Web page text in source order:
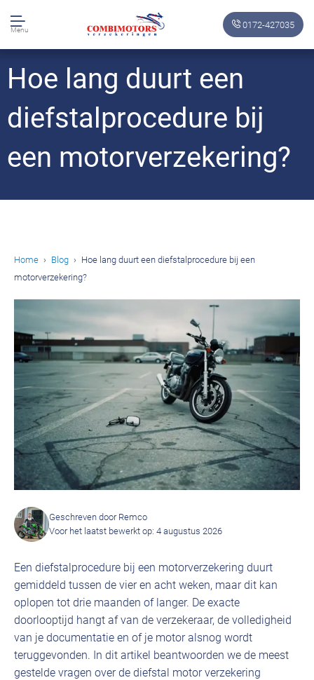
Menu 0172-427035
Hoe lang duurt een
diefstalprocedure bij
een motorverzekering?
Home Blog
Hoe lang duurt een diefstalprocedure bij een
motorverzekering?
Geschreven door Remco
Voor het laatst bewerkt op: 4 augustus 2026
Een diefstalprocedure bij een motorverzekering duurt
gemiddeld tussen de vier en acht weken, maar dit kan
oplopen tot drie maanden of langer. De exacte
doorlooptijd hangt af van de verzekeraar, de volledigheid
van je documentatie en of je motor alsnog wordt
teruggevonden. In dit artikel beantwoorden we de meest
gestelde vragen over de diefstal motor verzekering